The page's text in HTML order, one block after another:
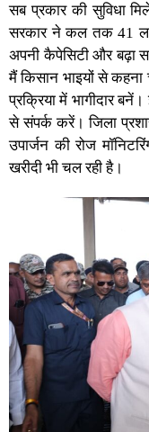
सब प्रकार की सुविधा
सरकार ने कल तक 41
अपनी कैपेसिटी और बढ़ा
मैं किसान भाइयों से
प्रक्रिया में भागीदार
से संपर्क करें। जिला
उपार्जन की रोज
खरीदी भी चल रही है।